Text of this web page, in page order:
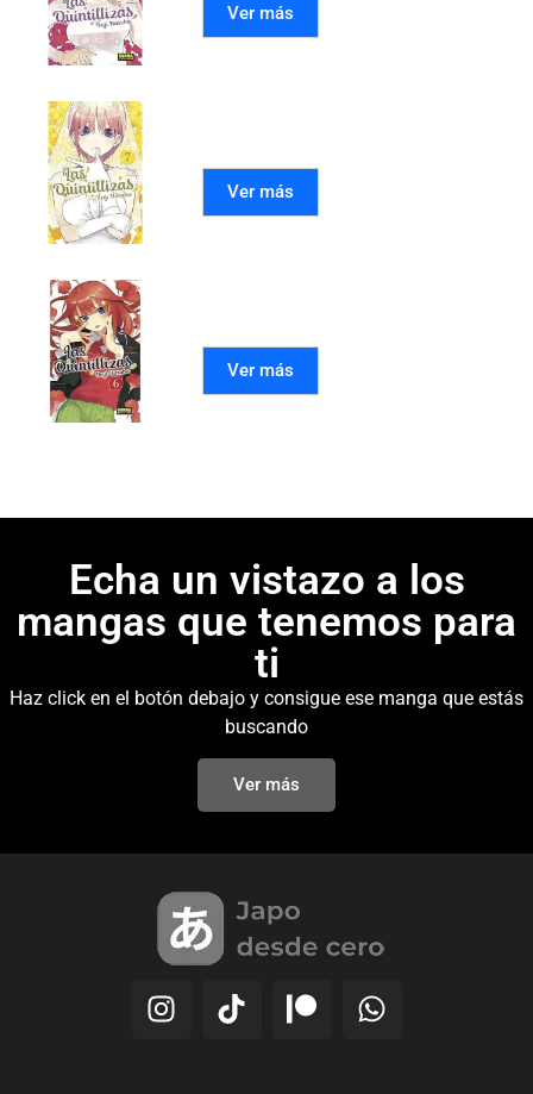
Ver más
Ver más
Ver más
Echa un vistazo a los
mangas que tenemos para
ti
Haz click en el botón debajo y consigue ese manga que estás
buscando
Ver más